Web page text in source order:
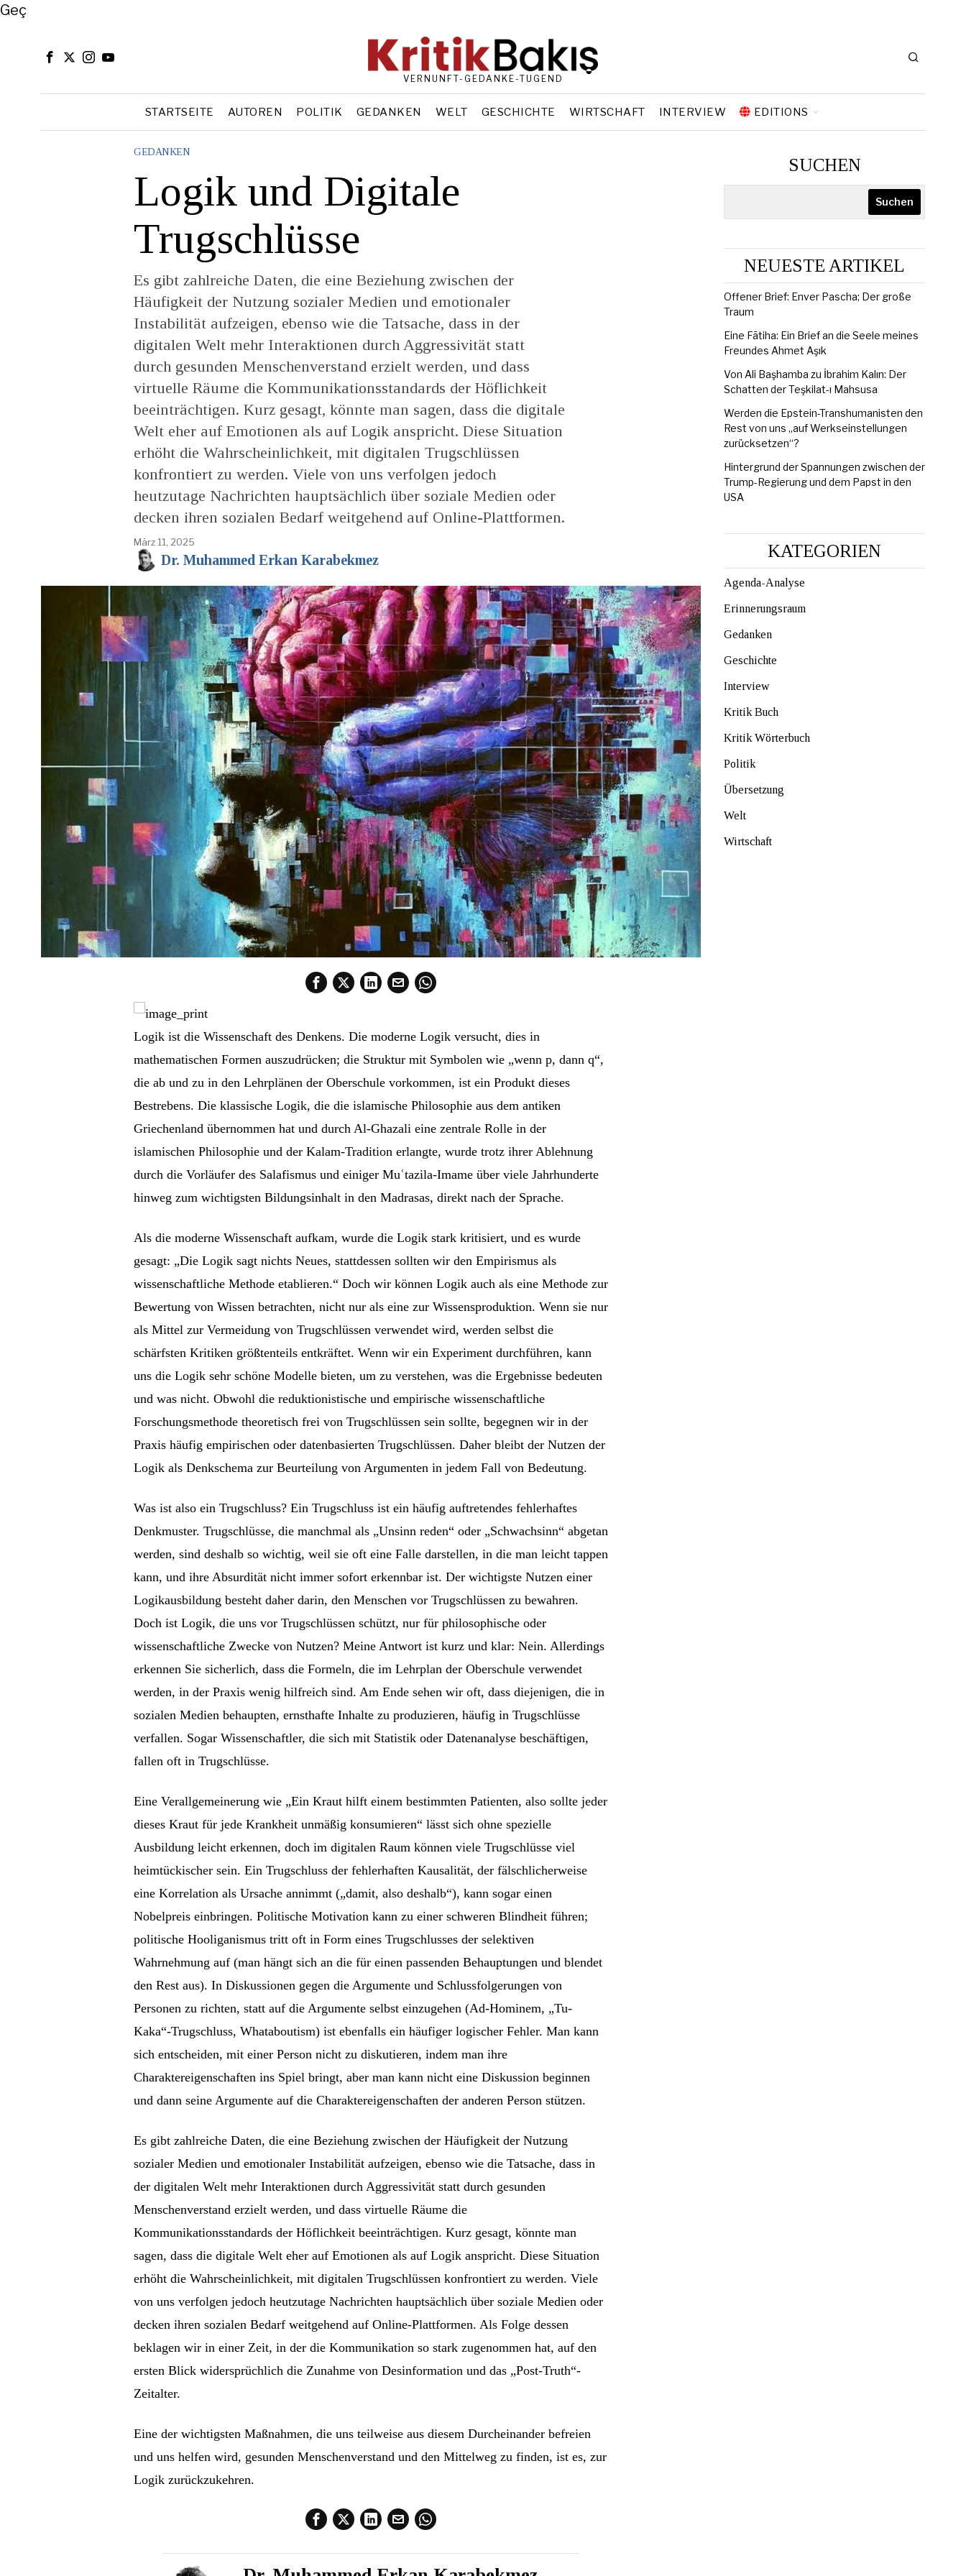
Close
Geç
VERNUNFT-GEDANKE-TUGEND
STARTSEITE AUTOREN POLITIK GEDANKEN WELT GESCHICHTE WIRTSCHAFT INTERVIEW EDITIONS
GEDANKEN
Logik und Digitale
Trugschlüsse
Es gibt zahlreiche Daten, die eine Beziehung zwischen der
Häufigkeit der Nutzung sozialer Medien und emotionaler
Instabilität aufzeigen, ebenso wie die Tatsache, dass in der
digitalen Welt mehr Interaktionen durch Aggressivität statt
durch gesunden Menschenverstand erzielt werden, und dass
virtuelle Räume die Kommunikationsstandards der Höflichkeit
beeinträchtigen. Kurz gesagt, könnte man sagen, dass die digitale
Welt eher auf Emotionen als auf Logik anspricht. Diese Situation
erhöht die Wahrscheinlichkeit, mit digitalen Trugschlüssen
konfrontiert zu werden. Viele von uns verfolgen jedoch
heutzutage Nachrichten hauptsächlich über soziale Medien oder
decken ihren sozialen Bedarf weitgehend auf Online-Plattformen.
März 11, 2025
Dr. Muhammed Erkan Karabekmez
Logik ist die Wissenschaft des Denkens. Die moderne Logik versucht, dies in
mathematischen Formen auszudrücken; die Struktur mit Symbolen wie „wenn p, dann q“,
die ab und zu in den Lehrplänen der Oberschule vorkommen, ist ein Produkt dieses
Bestrebens. Die klassische Logik, die die islamische Philosophie aus dem antiken
Griechenland übernommen hat und durch Al-Ghazali eine zentrale Rolle in der
islamischen Philosophie und der Kalam-Tradition erlangte, wurde trotz ihrer Ablehnung
durch die Vorläufer des Salafismus und einiger Muʿtazila-Imame über viele Jahrhunderte
hinweg zum wichtigsten Bildungsinhalt in den Madrasas, direkt nach der Sprache.
Als die moderne Wissenschaft aufkam, wurde die Logik stark kritisiert, und es wurde
gesagt: „Die Logik sagt nichts Neues, stattdessen sollten wir den Empirismus als
wissenschaftliche Methode etablieren.“ Doch wir können Logik auch als eine Methode zur
Bewertung von Wissen betrachten, nicht nur als eine zur Wissensproduktion. Wenn sie nur
als Mittel zur Vermeidung von Trugschlüssen verwendet wird, werden selbst die
schärfsten Kritiken größtenteils entkräftet. Wenn wir ein Experiment durchführen, kann
uns die Logik sehr schöne Modelle bieten, um zu verstehen, was die Ergebnisse bedeuten
und was nicht. Obwohl die reduktionistische und empirische wissenschaftliche
Forschungsmethode theoretisch frei von Trugschlüssen sein sollte, begegnen wir in der
Praxis häufig empirischen oder datenbasierten Trugschlüssen. Daher bleibt der Nutzen der
Logik als Denkschema zur Beurteilung von Argumenten in jedem Fall von Bedeutung.
Was ist also ein Trugschluss? Ein Trugschluss ist ein häufig auftretendes fehlerhaftes
Denkmuster. Trugschlüsse, die manchmal als „Unsinn reden“ oder „Schwachsinn“ abgetan
werden, sind deshalb so wichtig, weil sie oft eine Falle darstellen, in die man leicht tappen
kann, und ihre Absurdität nicht immer sofort erkennbar ist. Der wichtigste Nutzen einer
Logikausbildung besteht daher darin, den Menschen vor Trugschlüssen zu bewahren.
Doch ist Logik, die uns vor Trugschlüssen schützt, nur für philosophische oder
wissenschaftliche Zwecke von Nutzen? Meine Antwort ist kurz und klar: Nein. Allerdings
erkennen Sie sicherlich, dass die Formeln, die im Lehrplan der Oberschule verwendet
werden, in der Praxis wenig hilfreich sind. Am Ende sehen wir oft, dass diejenigen, die in
sozialen Medien behaupten, ernsthafte Inhalte zu produzieren, häufig in Trugschlüsse
verfallen. Sogar Wissenschaftler, die sich mit Statistik oder Datenanalyse beschäftigen,
fallen oft in Trugschlüsse.
Eine Verallgemeinerung wie „Ein Kraut hilft einem bestimmten Patienten, also sollte jeder
dieses Kraut für jede Krankheit unmäßig konsumieren“ lässt sich ohne spezielle
Ausbildung leicht erkennen, doch im digitalen Raum können viele Trugschlüsse viel
heimtückischer sein. Ein Trugschluss der fehlerhaften Kausalität, der fälschlicherweise
eine Korrelation als Ursache annimmt („damit, also deshalb“), kann sogar einen
Nobelpreis einbringen. Politische Motivation kann zu einer schweren Blindheit führen;
politische Hooliganismus tritt oft in Form eines Trugschlusses der selektiven
Wahrnehmung auf (man hängt sich an die für einen passenden Behauptungen und blendet
den Rest aus). In Diskussionen gegen die Argumente und Schlussfolgerungen von
Personen zu richten, statt auf die Argumente selbst einzugehen (Ad-Hominem, „Tu-
Kaka“-Trugschluss, Whataboutism) ist ebenfalls ein häufiger logischer Fehler. Man kann
sich entscheiden, mit einer Person nicht zu diskutieren, indem man ihre
Charaktereigenschaften ins Spiel bringt, aber man kann nicht eine Diskussion beginnen
und dann seine Argumente auf die Charaktereigenschaften der anderen Person stützen.
Es gibt zahlreiche Daten, die eine Beziehung zwischen der Häufigkeit der Nutzung
sozialer Medien und emotionaler Instabilität aufzeigen, ebenso wie die Tatsache, dass in
der digitalen Welt mehr Interaktionen durch Aggressivität statt durch gesunden
Menschenverstand erzielt werden, und dass virtuelle Räume die
Kommunikationsstandards der Höflichkeit beeinträchtigen. Kurz gesagt, könnte man
sagen, dass die digitale Welt eher auf Emotionen als auf Logik anspricht. Diese Situation
erhöht die Wahrscheinlichkeit, mit digitalen Trugschlüssen konfrontiert zu werden. Viele
von uns verfolgen jedoch heutzutage Nachrichten hauptsächlich über soziale Medien oder
decken ihren sozialen Bedarf weitgehend auf Online-Plattformen. Als Folge dessen
beklagen wir in einer Zeit, in der die Kommunikation so stark zugenommen hat, auf den
ersten Blick widersprüchlich die Zunahme von Desinformation und das „Post-Truth“-
Zeitalter.
Eine der wichtigsten Maßnahmen, die uns teilweise aus diesem Durcheinander befreien
und uns helfen wird, gesunden Menschenverstand und den Mittelweg zu finden, ist es, zur
Logik zurückzukehren.
SUCHEN
Suchen
NEUESTE ARTIKEL
Offener Brief: Enver Pascha; Der große
Traum
Eine Fātiha: Ein Brief an die Seele meines
Freundes Ahmet Aşık
Von Ali Başhamba zu İbrahim Kalın: Der
Schatten der Teşkilat-ı Mahsusa
Werden die Epstein-Transhumanisten den
Rest von uns „auf Werkseinstellungen
zurücksetzen“?
Hintergrund der Spannungen zwischen der
Trump-Regierung und dem Papst in den
USA
KATEGORIEN
Agenda-Analyse
Erinnerungsraum
Gedanken
Geschichte
Interview
Kritik Buch
Kritik Wörterbuch
Politik
Übersetzung
Welt
Wirtschaft